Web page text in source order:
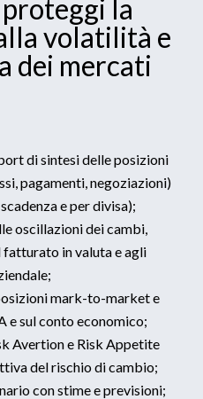
la
volatilità e
dei mercati
di sintesi delle posizioni
pagamenti, negoziazioni)
e per divisa);
oscillazioni dei cambi,
in valuta e agli
mark-to-market e
e sul conto economico;
Avertion e Risk Appetite
del rischio di cambio;
con stime e previsioni;